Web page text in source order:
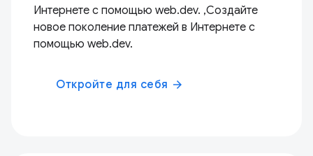
Интернете с помощью web.dev. ,Создайте
новое поколение платежей в Интернете с
помощью web.dev.
Откройте для себя arrow_forward